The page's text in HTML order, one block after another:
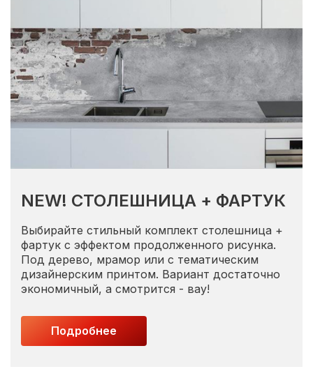
NEW! СТОЛЕШНИЦА + ФАРТУК
Выбирайте стильный комплект столешница +
фартук с эффектом продолженного рисунка.
Под дерево, мрамор или с тематическим
дизайнерским принтом. Вариант достаточно
экономичный, а смотрится - вау!
Подробнее